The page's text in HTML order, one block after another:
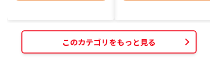
このカテゴリをもっと見る